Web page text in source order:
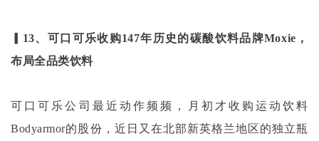
▎13、可口可乐收购147年历史的碳酸饮料品牌Moxie，
布局全品类饮料
可口可乐公司最近动作频频，月初才收购运动饮料
Bodyarmor的股份，近日又在北部新英格兰地区的独立瓶